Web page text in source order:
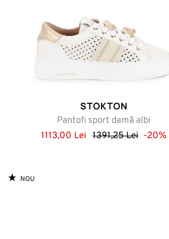
STOKTON
Pantofi sport damă albi
1113,00 Lei 1391,25 Lei -20%
NOU